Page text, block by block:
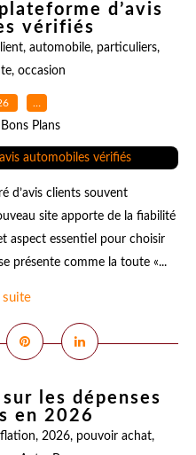
d’avis
vérifiés
, automobile, particuliers,
, occasion
…
Plans
d’avis clients souvent
site apporte de la fiabilité
aspect essentiel pour choisir
présente comme la toute «...
suite
les dépenses
en 2026
, 2026, pouvoir achat,